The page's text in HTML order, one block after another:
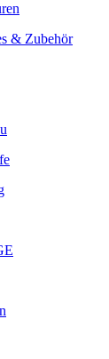
& Zubehör